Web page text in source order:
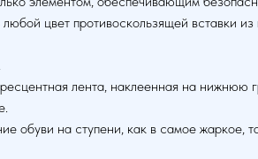
цвет противоскользящей вставки
лента, наклеенная на нижнюю
обуви на ступени, как в самое жаркое,